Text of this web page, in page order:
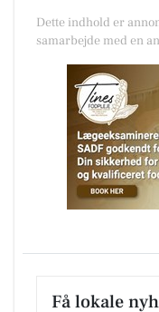
Dette indhold er
samarbejde med en
Få lokale